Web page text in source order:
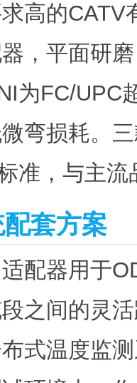
高的
，平面研
为FC/UPC
弯损耗。
准，与主
套方案
配器用于
之间的灵
式温度监